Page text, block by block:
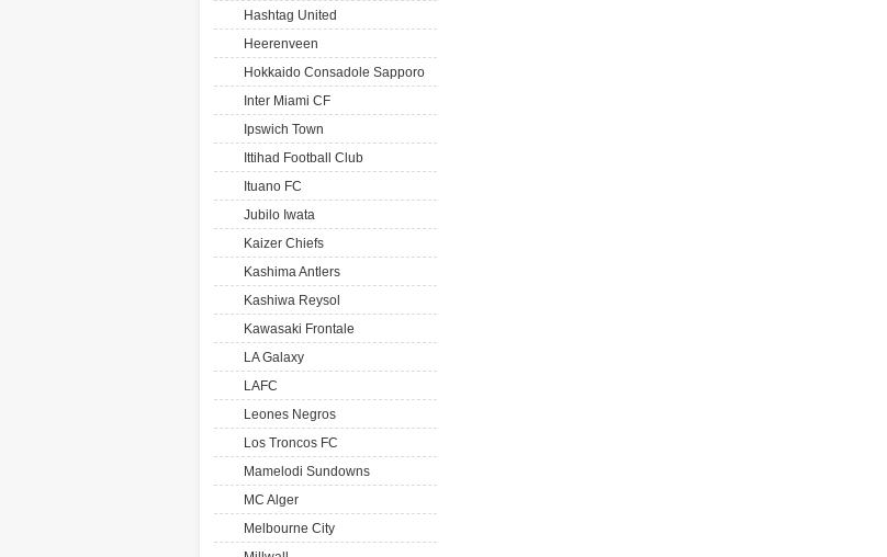
Hashtag United
Heerenveen
Hokkaido Consadole Sapporo
Inter Miami CF
Ipswich Town
Ittihad Football Club
Ituano FC
Jubilo Iwata
Kaizer Chiefs
Kashima Antlers
Kashiwa Reysol
Kawasaki Frontale
LA Galaxy
LAFC
Leones Negros
Los Troncos FC
Mamelodi Sundowns
MC Alger
Melbourne City